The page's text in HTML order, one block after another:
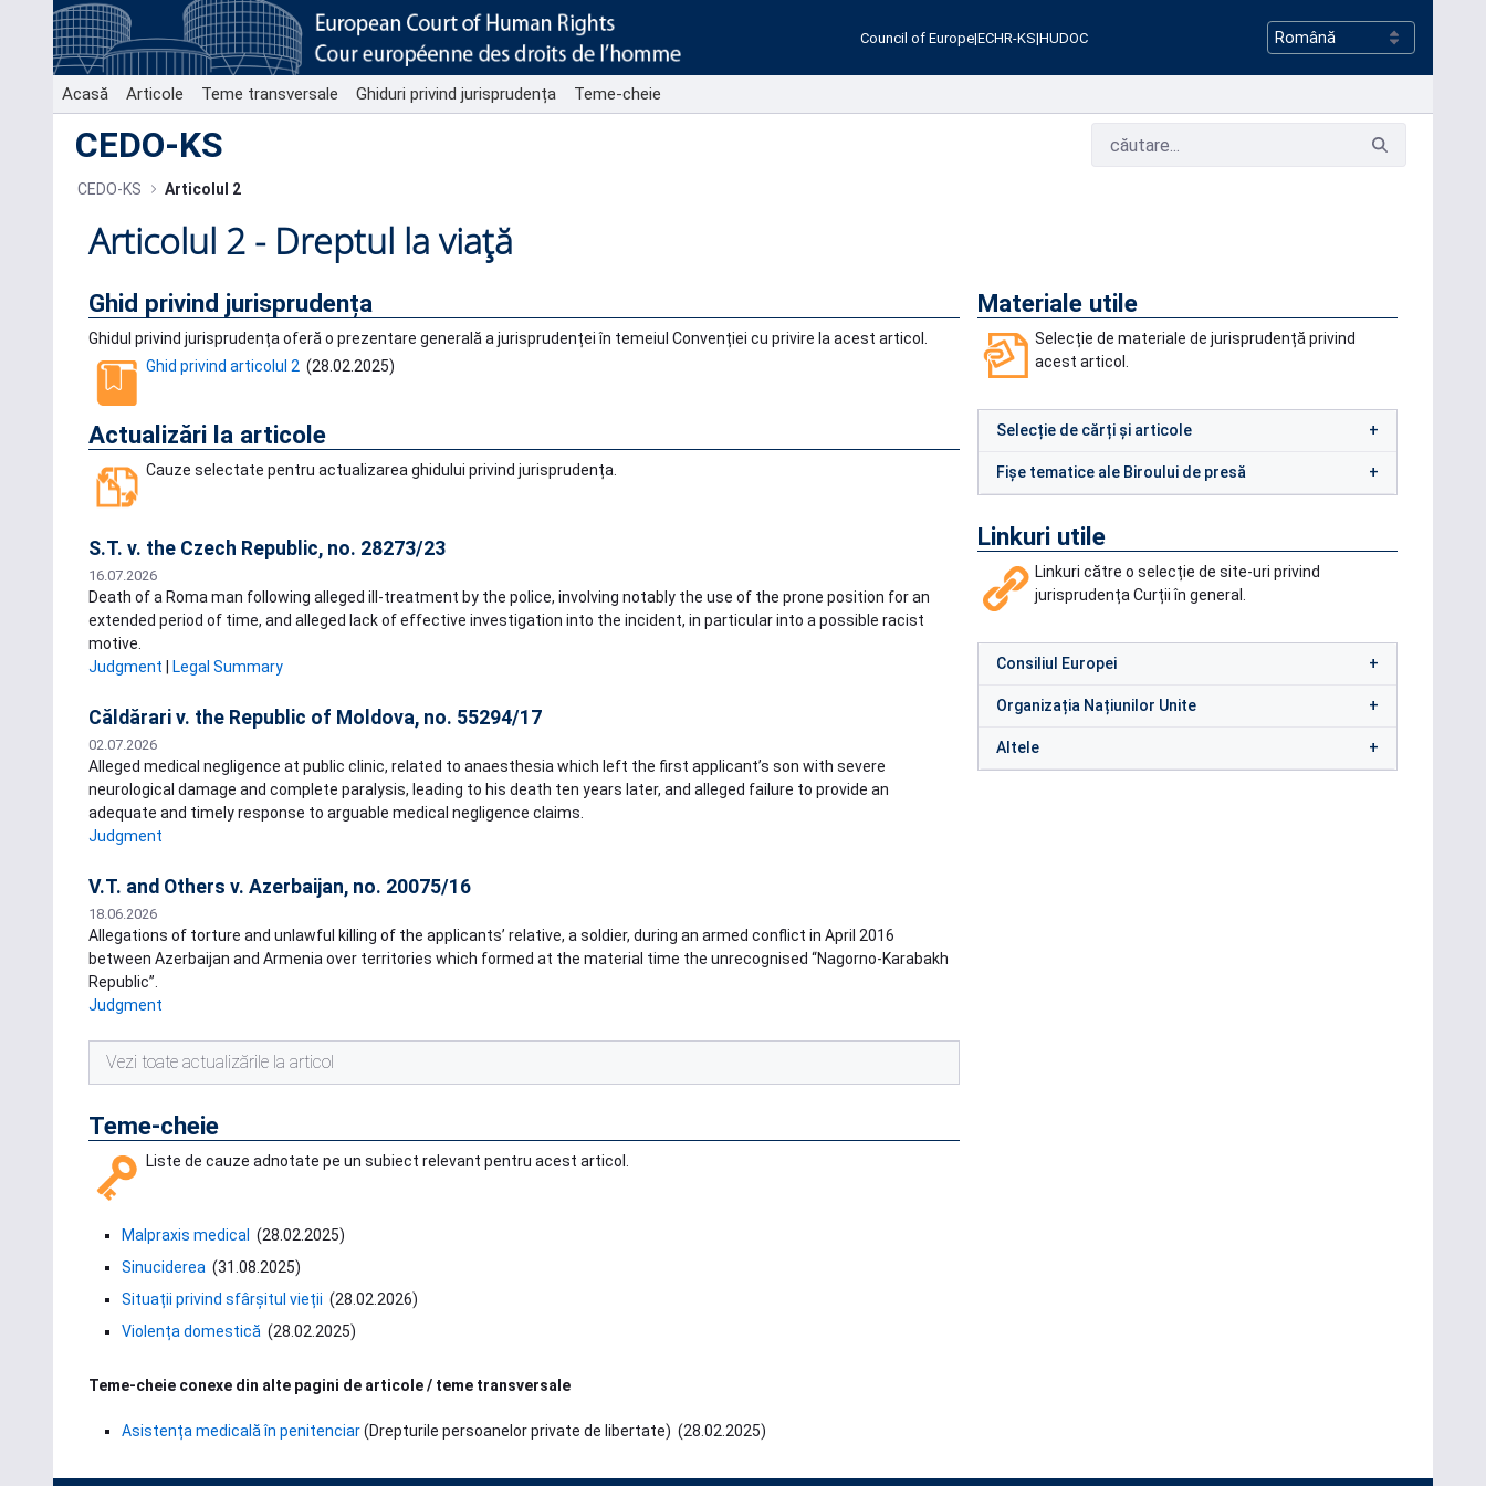
Skip to Main Content
Council of Europe|ECHR-KS|HUDOC
Acasă Articole Teme transversale Ghiduri privind jurisprudența Teme-cheie
CEDO-KS
CEDO-KS Articolul 2
Articolul 2 - Dreptul la viață
Ghid privind jurisprudența
Ghidul privind jurisprudența oferă o prezentare generală a jurisprudenței în temeiul Convenției cu privire la acest articol.
Ghid privind articolul 2 (28.02.2025)
Actualizări la articole
Cauze selectate pentru actualizarea ghidului privind jurisprudența.
S.T. v. the Czech Republic, no. 28273/23
16.07.2026
Death of a Roma man following alleged ill-treatment by the police, involving notably the use of the prone position for an
extended period of time, and alleged lack of effective investigation into the incident, in particular into a possible racist
motive.
Judgment
Legal Summary
Căldărari v. the Republic of Moldova, no. 55294/17
02.07.2026
Alleged medical negligence at public clinic, related to anaesthesia which left the first applicant’s son with severe
neurological damage and complete paralysis, leading to his death ten years later, and alleged failure to provide an
adequate and timely response to arguable medical negligence claims.
Judgment
V.T. and Others v. Azerbaijan, no. 20075/16
18.06.2026
Allegations of torture and unlawful killing of the applicants’ relative, a soldier, during an armed conflict in April 2016
between Azerbaijan and Armenia over territories which formed at the material time the unrecognised “Nagorno-Karabakh
Republic”.
Judgment
Vezi toate actualizările la articol
Teme-cheie
Liste de cauze adnotate pe un subiect relevant pentru acest articol.
Malpraxis medical (28.02.2025)
Sinuciderea (31.08.2025)
Situații privind sfârșitul vieții (28.02.2026)
Violența domestică (28.02.2025)
Teme-cheie conexe din alte pagini de articole / teme transversale
Asistența medicală în penitenciar(Drepturile persoanelor private de libertate) (28.02.2025)
Materiale utile
Selecție de materiale de jurisprudență privind
acest articol.
Selecție de cărți și articole
Fișe tematice ale Biroului de presă
Linkuri utile
Linkuri către o selecție de site-uri privind
jurisprudența Curții în general.
Consiliul Europei
Organizația Națiunilor Unite
Altele